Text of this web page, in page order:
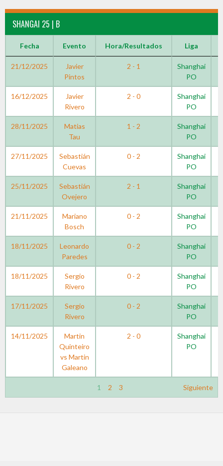
SHANGAI 25 | B
Fecha Evento Hora/Resultados Liga
21/12/2025
Javier
Pintos
2 - 1
Shanghai
PO
16/12/2025
Javier
Rivero
2 - 0
Shanghai
PO
28/11/2025
Matias
Tau
1 - 2
Shanghai
PO
27/11/2025
Sebastián
Cuevas
0 - 2
Shanghai
PO
25/11/2025
Sebastián
Ovejero
2 - 1
Shanghai
PO
21/11/2025
Mariano
Bosch
0 - 2
Shanghai
PO
18/11/2025
Leonardo
Paredes
0 - 2
Shanghai
PO
18/11/2025
Sergio
Rivero
0 - 2
Shanghai
PO
17/11/2025
Sergio
Rivero
0 - 2
Shanghai
PO
14/11/2025
Martin
Quinteiro
vs Martin
Galeano
2 - 0
Shanghai
PO
1 2 3 Siguiente